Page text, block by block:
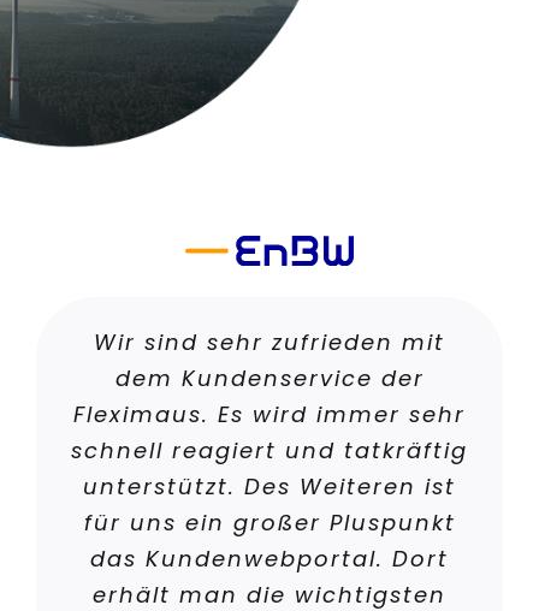
Wir sind sehr zufrieden mit
dem Kundenservice der
Fleximaus. Es wird immer sehr
schnell reagiert und tatkräftig
unterstützt. Des Weiteren ist
für uns ein großer Pluspunkt
das Kundenwebportal. Dort
erhält man die wichtigsten